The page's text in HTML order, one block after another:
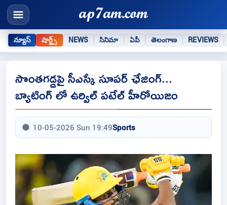
న్యూస్ షార్ట్స్ NEWS సినిమా ఏపీ తెలంగాణ REVIEWS
సొంతగడ్డపై సీఎస్కే సూపర్ ఛేజింగ్...
బ్యాటింగ్ లో ఉర్విల్ పటేల్ హీరోయిజం
10-05-2026 Sun 19:49Sports